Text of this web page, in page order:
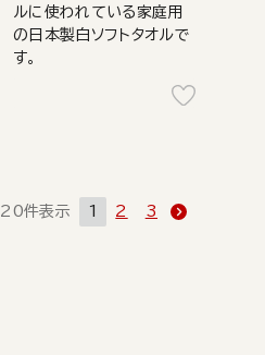
ルに使われている家庭用
の日本製白ソフトタオルで
す。
20件表示 1 2 3